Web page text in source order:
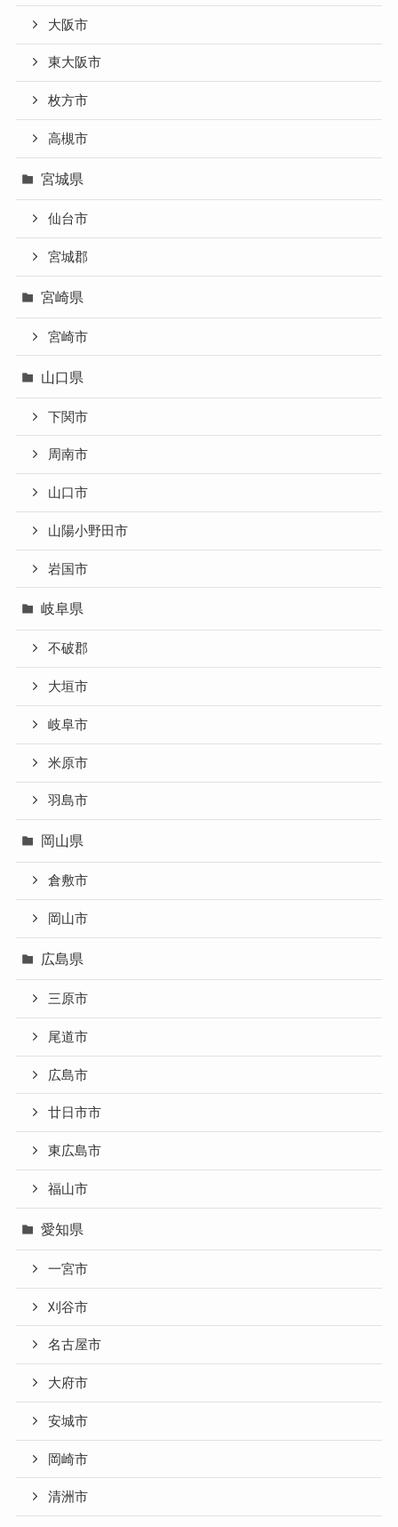
大阪市
東大阪市
枚方市
高槻市
宮城県
仙台市
宮城郡
宮崎県
宮崎市
山口県
下関市
周南市
山口市
山陽小野田市
岩国市
岐阜県
不破郡
大垣市
岐阜市
米原市
羽島市
岡山県
倉敷市
岡山市
広島県
三原市
尾道市
広島市
廿日市市
東広島市
福山市
愛知県
一宮市
刈谷市
名古屋市
大府市
安城市
岡崎市
清洲市